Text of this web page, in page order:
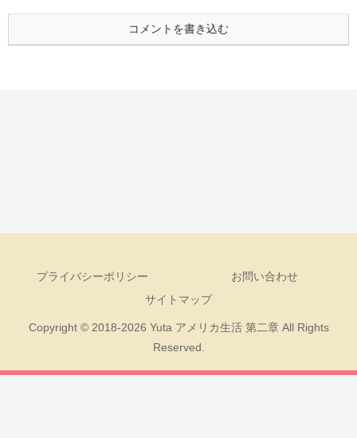
コメントを書き込む
プライバシーポリシー
お問い合わせ
サイトマップ
Copyright © 2018-2026 Yuta アメリカ生活 第二章 All Rights
Reserved.